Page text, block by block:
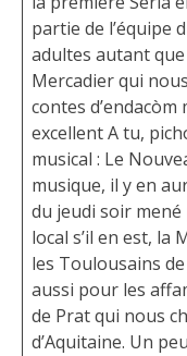
partie de l’équipe
adultes autant
Mercadier qui
contes
excellent A tu,
musical : Le
musique, il y en
du jeudi soir
local s’il en est, la
les Toulousains
aussi pour les
de Prat qui nous
d’Aquitaine. Un